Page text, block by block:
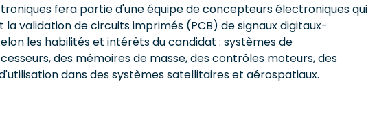
fera partie d'une équipe de concepteurs électroniques qui
validation de circuits imprimés (PCB) de signaux digitaux-
les habilités et intérêts du candidat : systèmes de
des mémoires de masse, des contrôles moteurs, des
dans des systèmes satellitaires et aérospatiaux.